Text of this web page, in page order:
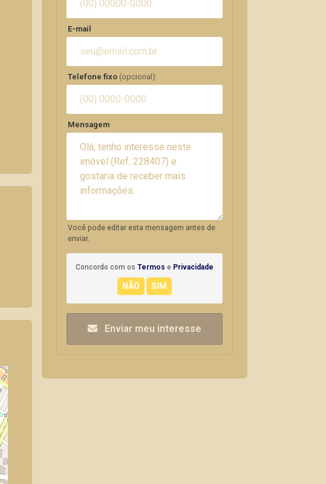
E-mail
Telefone fixo (opcional)
Mensagem
Você pode editar esta mensagem antes de
enviar.
Concordo com os Termos e Privacidade
Enviar meu interesse